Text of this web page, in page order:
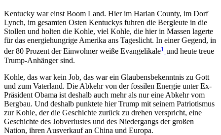
Kentucky war einst Boom Land. Hier im Harlan County, im Dorf
Lynch, im gesamten Osten Kentuckys fuhren die Bergleute in die
Stollen und holten die Kohle, viel Kohle, die hier in Massen lagerte
für das energiehungrige Amerika ans Tageslicht. In einer Gegend, in
der 80 Prozent der Einwohner weiße Evangelikale1 und heute treue
Trump-Anhänger sind.
Kohle, das war kein Job, das war ein Glaubensbekenntnis zu Gott
und zum Vaterland. Die Abkehr von der fossilen Energie unter Ex-
Präsident Obama ist deshalb auch mehr als nur eine Abkehr vom
Bergbau. Und deshalb punktete hier Trump mit seinem Patriotismus
zur Kohle, der die Geschichte zurück zu drehen verspricht, eine
Geschichte des Jobverlustes und des Niedergangs der großen
Nation, ihren Ausverkauf an China und Europa.